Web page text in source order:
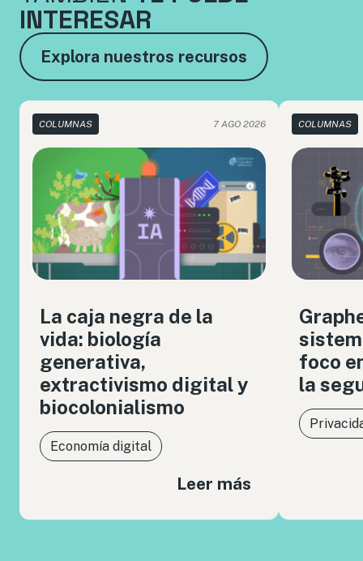
INTERESAR
Explora nuestros recursos
COLUMNAS 7 AGO 2026
La caja negra de la
vida: biología
generativa,
extractivismo digital y
biocolonialismo
Economía digital
Leer más
COLUMNAS
foco
la